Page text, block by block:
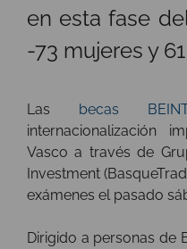
en esta fase
-73 mujeres y
Las becas
internacionalización
Vasco a través de
Investment
exámenes el pasado
Dirigido a personas de